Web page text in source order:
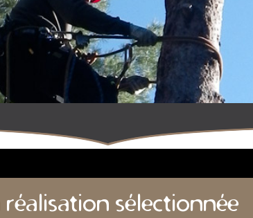
réalisation sélectionnée